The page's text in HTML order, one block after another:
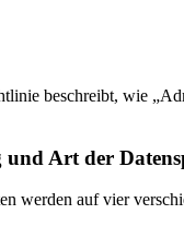
beschreibt, wie
und Art der
werden auf vier